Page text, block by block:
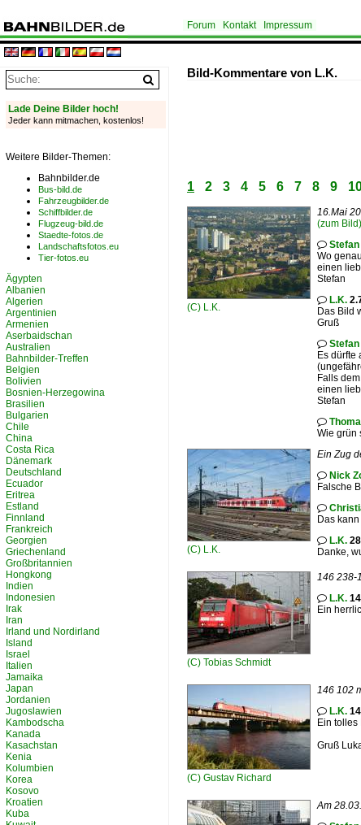
Forum Kontakt Impressum
Bild-Kommentare von L.K.
1 2 3 4 5 6 7 8 9
(C) L.K.
16.Mai
(zum Bild)

Wo
einen
Stefan
 L.K.
Das Bild
Gruß

Es dürfte
Falls
einen
Stefan

Wie grün
(C) L.K.
Ein Zug
 Nick
Falsche

Das
 L.K.
Danke,
(C) Tobias Schmidt
146 238-
 L.K.
Ein
(C) Gustav Richard
146 102
 L.K.
Ein tolles
Gruß
Am
Lade Deine Bilder hoch!
Jeder kann mitmachen, kostenlos!
Weitere Bilder-Themen:
Bahnbilder.de
Bus-bild.de
Fahrzeugbilder.de
Schiffbilder.de
Flugzeug-bild.de
Staedte-fotos.de
Landschaftsfotos.eu
Tier-fotos.eu
Ägypten
Albanien
Algerien
Argentinien
Armenien
Aserbaidschan
Australien
Bahnbilder-Treffen
Belgien
Bolivien
Bosnien-Herzegowina
Brasilien
Bulgarien
Chile
China
Costa Rica
Dänemark
Deutschland
Ecuador
Eritrea
Estland
Finnland
Frankreich
Georgien
Griechenland
Großbritannien
Hongkong
Indien
Indonesien
Irak
Iran
Irland und Nordirland
Island
Israel
Italien
Jamaika
Japan
Jordanien
Jugoslawien
Kambodscha
Kanada
Kasachstan
Kenia
Kolumbien
Korea
Kosovo
Kroatien
Kuba